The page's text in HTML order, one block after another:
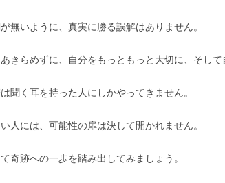
無いように、真実に勝る誤解はありません。
きらめずに、自分をもっともっと大切に、そして
聞く耳を持った人にしかやってきません。
人には、可能性の扉は決して開かれません。
奇跡への一歩を踏み出してみましょう。